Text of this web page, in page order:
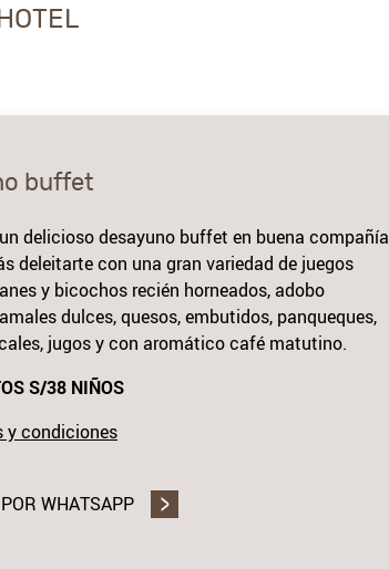
buffet
delicioso desayuno buffet en buena compañía
deleitarte con una gran variedad de juegos
y bicochos recién horneados, adobo
dulces, quesos, embutidos, panqueques,
jugos y con aromático café matutino.
S/38 NIÑOS
y condiciones
WHATSAPP